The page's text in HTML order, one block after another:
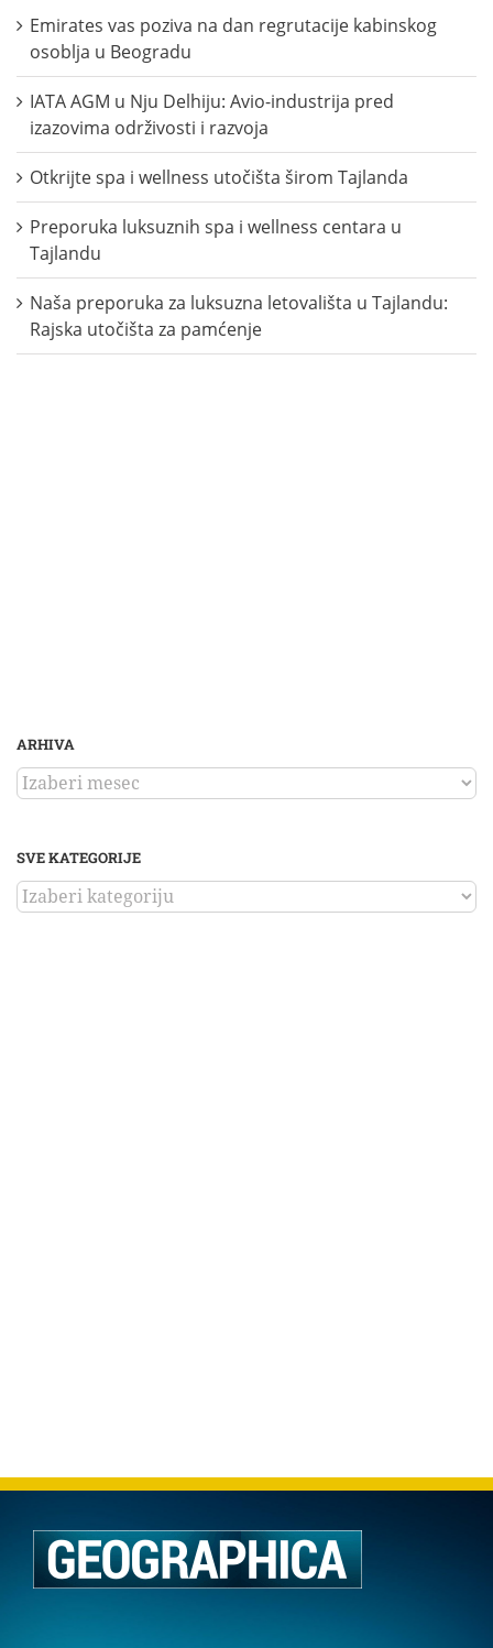
Emirates vas poziva na dan regrutacije kabinskog
osoblja u Beogradu
IATA AGM u Nju Delhiju: Avio-industrija pred
izazovima održivosti i razvoja
Otkrijte spa i wellness utočišta širom Tajlanda
Preporuka luksuznih spa i wellness centara u
Tajlandu
Naša preporuka za luksuzna letovališta u Tajlandu:
Rajska utočišta za pamćenje
ARHIVA
ARHIVA
SVE KATEGORIJE
SVE
KATEGORIJE